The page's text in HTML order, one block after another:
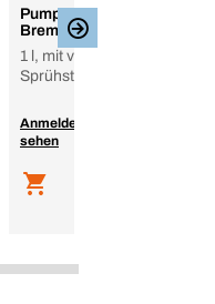
Pumpsprüh-
Bremsenreiniger
1 l, mit verstellbarem
Sprühstrahl
Anmelden, um Preise zu
sehen